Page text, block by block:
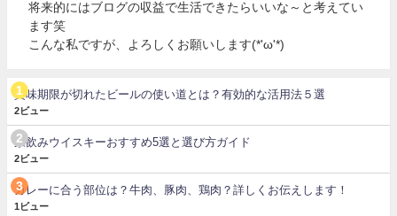
将来的にはブログの収益で生活できたらいいな～と考えてい
ます笑
こんな私ですが、よろしくお願いします(*'ω'*)
賞味期限が切れたビールの使い道とは？有効的な活用法５選
2ビュー
家飲みウイスキーおすすめ5選と選び方ガイド
2ビュー
カレーに合う部位は？牛肉、豚肉、鶏肉？詳しくお伝えします！
1ビュー